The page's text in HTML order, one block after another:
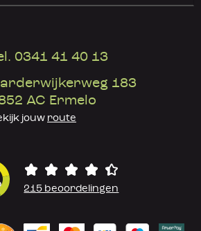
0341 41 40 13
183
AC Ermelo
jouw route
215 beoordelingen